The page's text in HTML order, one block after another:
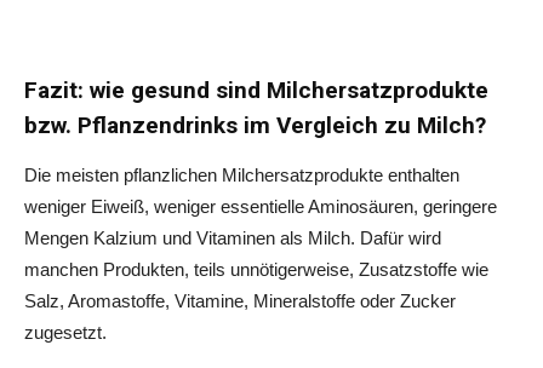
Fazit: wie gesund sind Milchersatzprodukte
bzw. Pflanzendrinks im Vergleich zu Milch?
Die meisten pflanzlichen Milchersatzprodukte enthalten
weniger Eiweiß, weniger essentielle Aminosäuren, geringere
Mengen Kalzium und Vitaminen als Milch. Dafür wird
manchen Produkten, teils unnötigerweise, Zusatzstoffe wie
Salz, Aromastoffe, Vitamine, Mineralstoffe oder Zucker
zugesetzt.